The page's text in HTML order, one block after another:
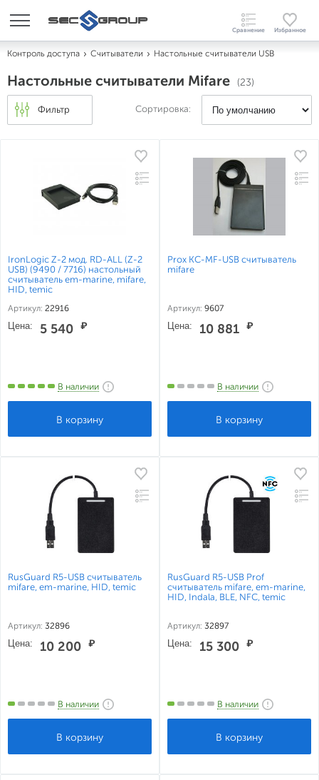
Контроль доступа Считыватели Настольные считыватели USB
Настольные считыватели Mifare (23)
Фильтр Сортировка:
IronLogic Z-2 мод. RD-ALL (Z-2
USB) (9490 / 7716) настольный
считыватель em-marine, mifare,
HID, temic
Артикул: 22916
Цена: 5 540 ₽
В наличии
Prox КС-MF-USB считыватель
mifare
Артикул: 9607
Цена: 10 881 ₽
В наличии
RusGuard R5-USB считыватель
mifare, em-marine, HID, temic
Артикул: 32896
Цена: 10 200 ₽
В наличии
RusGuard R5-USB Prof
считыватель mifare, em-marine,
HID, Indala, BLE, NFC, temic
Артикул: 32897
Цена: 15 300 ₽
В наличии